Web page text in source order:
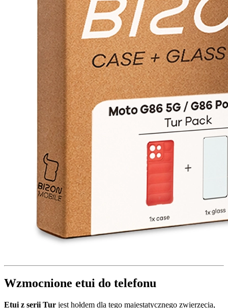
Wzmocnione etui do telefonu
Etui z serii Tur jest hołdem dla tego majestatycznego zwierzęcia,